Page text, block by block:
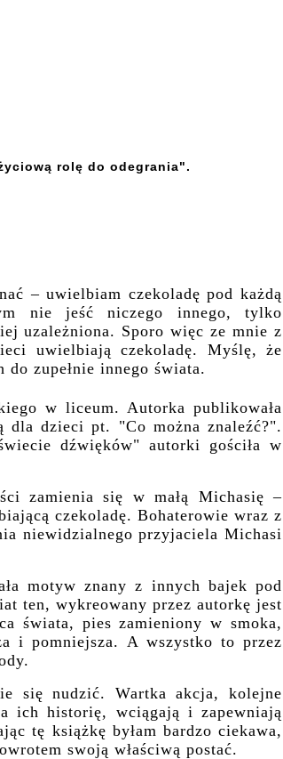
rolę do odegrania".
– uwielbiam czekoladę pod każdą
nie jeść niczego innego, tylko
uzależniona. Sporo więc ze mnie z
uwielbiają czekoladę. Myślę, że
zupełnie innego świata.
w liceum. Autorka publikowała
dla dzieci pt. "Co można znaleźć?".
dźwięków" autorki gościła w
zamienia się w małą Michasię –
czekoladę. Bohaterowie wraz z
niewidzialnego przyjaciela Michasi
motyw znany z innych bajek pod
ten, wykreowany przez autorkę jest
świata, pies zamieniony w smoka,
i pomniejsza. A wszystko to przez
się nudzić. Wartka akcja, kolejne
ich historię, wciągają i zapewniają
tę książkę byłam bardzo ciekawa,
swoją właściwą postać.